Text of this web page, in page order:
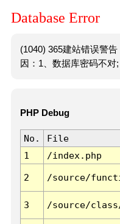
Database Error
(1040) 365建站错误警
因：1、数据库密码不对;
PHP Debug
No. File
1
/index.php
2 /source/
3 /source/